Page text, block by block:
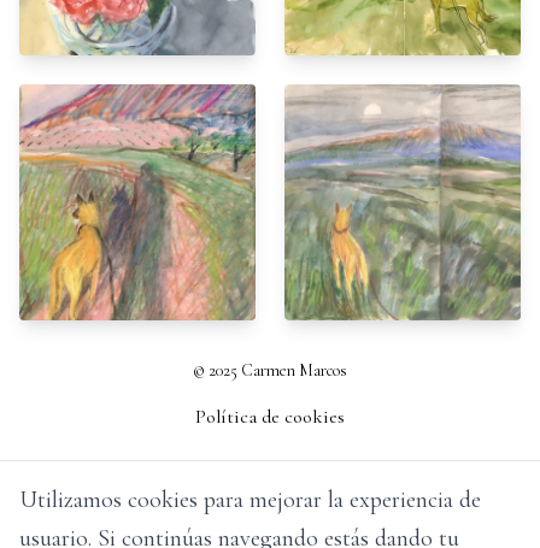
© 2025 Carmen Marcos
Política de cookies
Utilizamos cookies para mejorar la experiencia de
usuario. Si continúas navegando estás dando tu